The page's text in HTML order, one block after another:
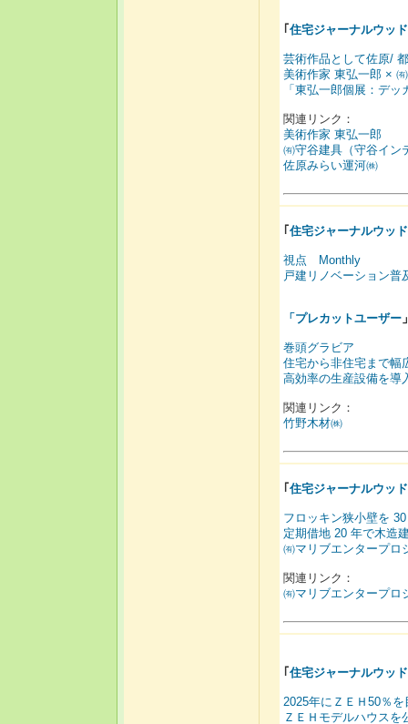
｢ 住宅ジャーナルウッ
芸術作品として佐原/
美術作家 東弘一郎 ×
「東弘一郎個展：デ
関連リンク：
美術作家 東弘一郎
㈲守谷建具（守谷イン
佐原みらい運河㈱
｢ 住宅ジャーナルウッ
視点 Monthly
戸建リノベーション普
「 プレカットユーザー
巻頭グラビア
住宅から非住宅まで幅
高効率の生産設備を導
関連リンク：
竹野木材㈱
｢ 住宅ジャーナルウッ
フロッキン狭小壁を
定期借地 20 年で木造
㈲マリブエンタープロ
関連リンク：
㈲マリブエンタープロ
｢ 住宅ジャーナルウッ
2025年にＺＥＨ50％
ＺＥＨモデルハウスを